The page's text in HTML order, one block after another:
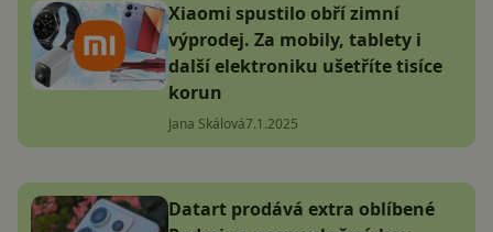
Xiaomi spustilo obří zimní
výprodej. Za mobily, tablety i
další elektroniku ušetříte tisíce
korun
Jana Skálová7.1.2025
Datart prodává extra oblíbené